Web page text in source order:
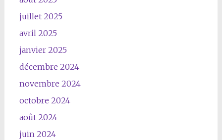
juillet 2025
avril 2025
janvier 2025
décembre 2024
novembre 2024
octobre 2024
août 2024
juin 2024